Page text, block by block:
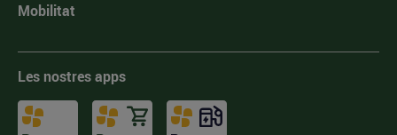
Mobilitat
Les nostres apps